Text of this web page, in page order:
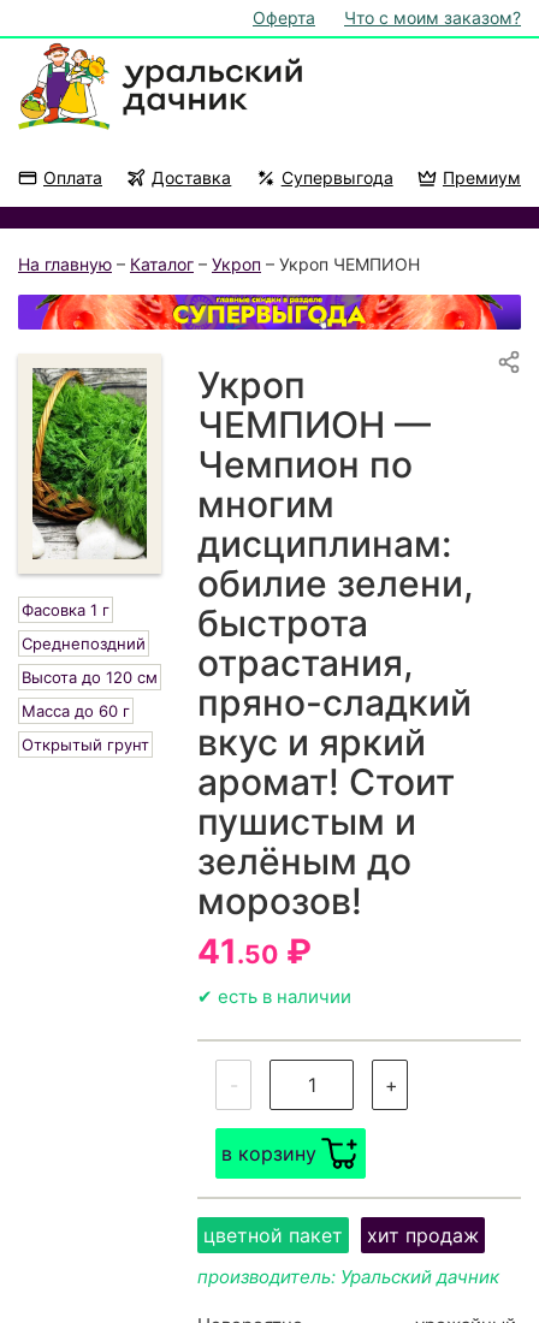
Оферта Что с моим заказом?
Оплата Доставка Супервыгода Премиум
На главную – Каталог – Укроп – Укроп ЧЕМПИОН
Фасовка 1 г
Среднепоздний
Высота до 120 см
Масса до 60 г
Открытый грунт
Укроп
ЧЕМПИОН —
Чемпион по
многим
дисциплинам:
обилие зелени,
быстрота
отрастания,
пряно-сладкий
вкус и яркий
аромат! Стоит
пушистым и
зелёным до
морозов!
41.50 ₽
✔ есть в наличии
- +
в корзину
цветной пакет хит продаж
производитель: Уральский дачник